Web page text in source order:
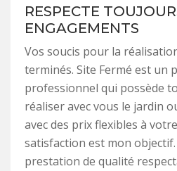
RESPECTE
ENGAGEMENTS
Vos soucis pour la
terminés. Site Fermé est un
professionnel qui possède
réaliser avec vous le jardin
avec des prix flexibles à
satisfaction est mon
prestation de qualité